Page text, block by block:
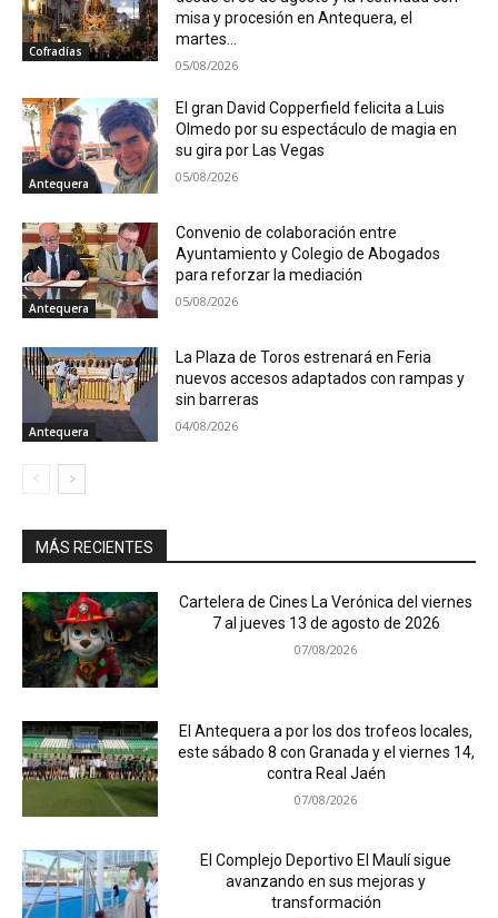
Cofradías
misa y procesión en Antequera, el
martes...
05/08/2026
Antequera
El gran David Copperfield felicita a Luis
Olmedo por su espectáculo de magia en
su gira por Las Vegas
05/08/2026
Antequera
Convenio de colaboración entre
Ayuntamiento y Colegio de Abogados
para reforzar la mediación
05/08/2026
Antequera
La Plaza de Toros estrenará en Feria
nuevos accesos adaptados con rampas y
sin barreras
04/08/2026
MÁS RECIENTES
Cartelera de Cines La Verónica del viernes
7 al jueves 13 de agosto de 2026
07/08/2026
El Antequera a por los dos trofeos locales,
este sábado 8 con Granada y el viernes 14,
contra Real Jaén
07/08/2026
El Complejo Deportivo El Maulí sigue
avanzando en sus mejoras y
transformación